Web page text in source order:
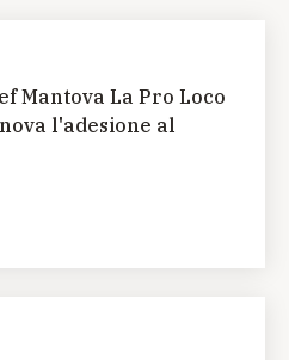
Mantova La Pro Loco
l'adesione al